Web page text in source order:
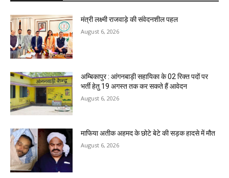
मंत्री लक्ष्मी राजवाड़े की संवेदनशील पहल
August 6, 2026
अम्बिकापुर : आंगनबाड़ी सहायिका के 02 रिक्त पदों पर
भर्ती हेतु 19 अगस्त तक कर सकते हैं आवेदन
August 6, 2026
माफिया अतीक अहमद के छोटे बेटे की सड़क हादसे में मौत
August 6, 2026